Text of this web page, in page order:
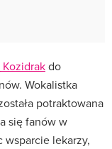
do
Wokalistka
potraktowana
się fanów w
wsparcie lekarzy,